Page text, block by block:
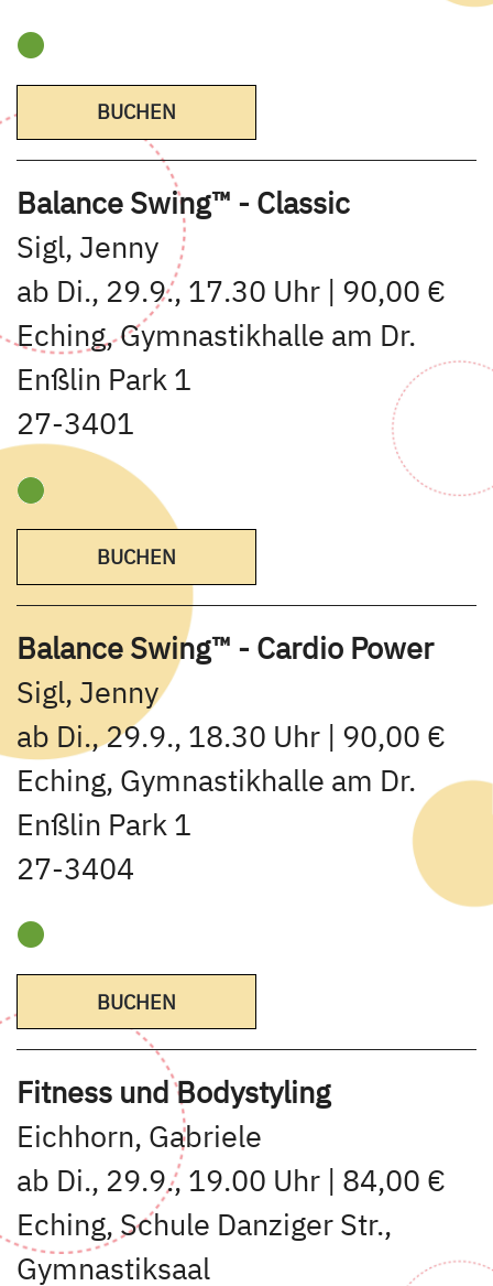
BUCHEN
Balance Swing™ - Classic
Sigl, Jenny
ab Di., 29.9., 17.30 Uhr | 90,00 €
Eching, Gymnastikhalle am Dr.
Enßlin Park 1
27-3401
BUCHEN
Balance Swing™ - Cardio Power
Sigl, Jenny
ab Di., 29.9., 18.30 Uhr | 90,00 €
Eching, Gymnastikhalle am Dr.
Enßlin Park 1
27-3404
BUCHEN
Fitness und Bodystyling
Eichhorn, Gabriele
ab Di., 29.9., 19.00 Uhr | 84,00 €
Eching, Schule Danziger Str.,
Gymnastiksaal